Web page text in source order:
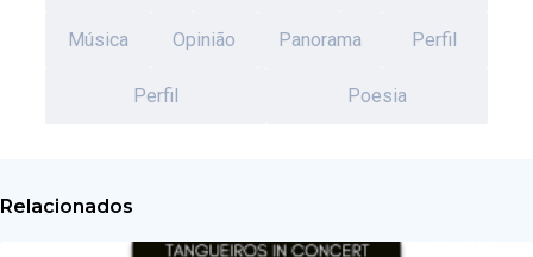
Música Opinião Panorama Perfil
Perfil Poesia
Relacionados